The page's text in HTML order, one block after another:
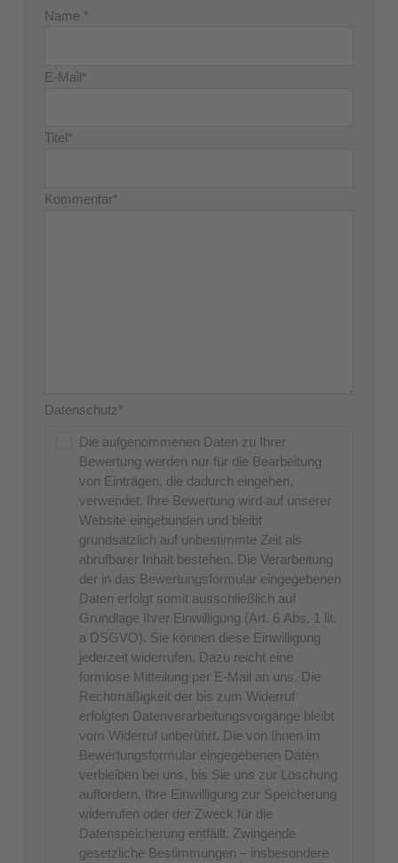
Name *
E-Mail*
Titel*
Kommentar*
Datenschutz*
Die aufgenommenen Daten zu Ihrer
Bewertung werden nur für die Bearbeitung
von Einträgen, die dadurch eingehen,
verwendet. Ihre Bewertung wird auf unserer
Website eingebunden und bleibt
grundsätzlich auf unbestimmte Zeit als
abrufbarer Inhalt bestehen. Die Verarbeitung
der in das Bewertungsformular eingegebenen
Daten erfolgt somit ausschließlich auf
Grundlage Ihrer Einwilligung (Art. 6 Abs. 1 lit.
a DSGVO). Sie können diese Einwilligung
jederzeit widerrufen. Dazu reicht eine
formlose Mitteilung per E-Mail an uns. Die
Rechtmäßigkeit der bis zum Widerruf
erfolgten Datenverarbeitungsvorgänge bleibt
vom Widerruf unberührt. Die von Ihnen im
Bewertungsformular eingegebenen Daten
verbleiben bei uns, bis Sie uns zur Löschung
auffordern, Ihre Einwilligung zur Speicherung
widerrufen oder der Zweck für die
Datenspeicherung entfällt. Zwingende
gesetzliche Bestimmungen – insbesondere